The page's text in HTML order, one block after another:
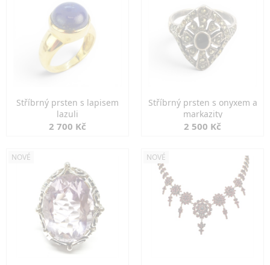
Stříbrný prsten s lapisem
lazuli
2 700 Kč
Stříbrný prsten s onyxem a
markazity
2 500 Kč
NOVÉ NOVÉ